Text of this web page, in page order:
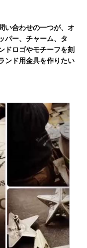
い合わせの一つが、オ
パー、チャーム、タ
ドロゴやモチーフを刻
ンド用金具を作りたい